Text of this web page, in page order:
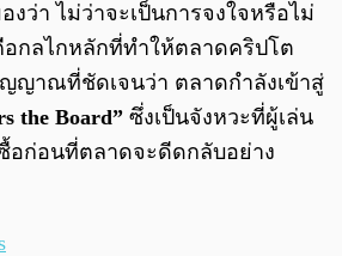
ว่า ไม่ว่าจะเป็นการจงใจหรือไม่
อกลไกหลักที่ทำให้ตลาดคริปโต
ญาณที่ชัดเจนว่า ตลาดกำลังเข้าสู่
the Board” ซึ่งเป็นจังหวะที่ผู้เล่น
อก่อนที่ตลาดจะดีดกลับอย่าง